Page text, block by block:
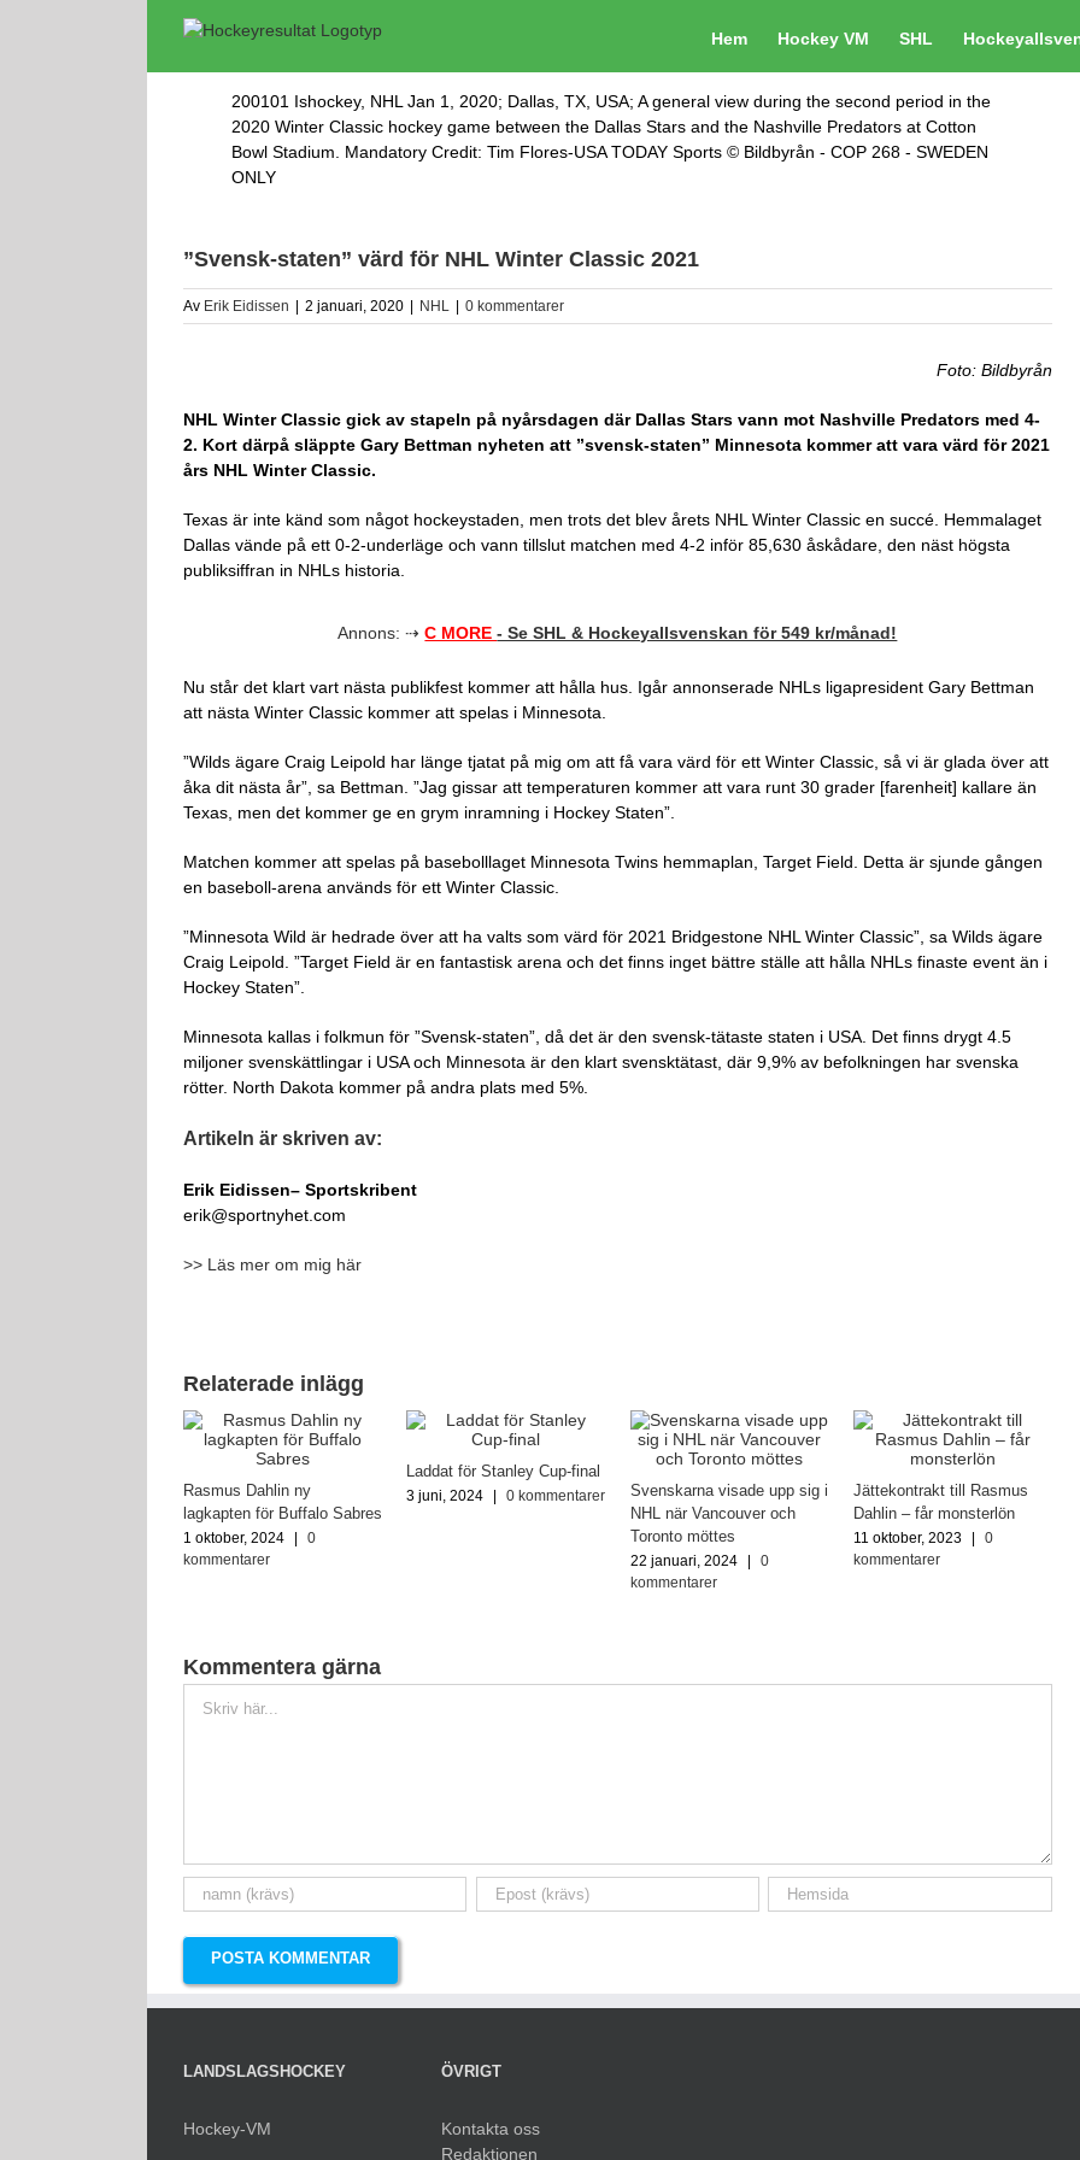
Hem Hockey VM SHL
200101 Ishockey, NHL Jan 1, 2020; Dallas, TX, USA; A general view during the second period in the
2020 Winter Classic hockey game between the Dallas Stars and the Nashville Predators at Cotton
Bowl Stadium. Mandatory Credit: Tim Flores-USA TODAY Sports © Bildbyrån - COP 268 - SWEDEN
ONLY
”Svensk-staten” värd för NHL Winter Classic 2021
Av Erik Eidissen 2 januari, 2020 NHL 0 kommentarer
Foto: Bildbyrån
NHL Winter Classic gick av stapeln på nyårsdagen där Dallas Stars vann mot Nashville Predators med 4-
2. Kort därpå släppte Gary Bettman nyheten att ”svensk-staten” Minnesota kommer att vara värd för 2021
års NHL Winter Classic.
Texas är inte känd som något hockeystaden, men trots det blev årets NHL Winter Classic en succé. Hemmalaget
Dallas vände på ett 0-2-underläge och vann tillslut matchen med 4-2 inför 85,630 åskådare, den näst högsta
publiksiffran in NHLs historia.
Annons: ⇢C MORE- Se SHL & Hockeyallsvenskan för 549 kr/månad!
Nu står det klart vart nästa publikfest kommer att hålla hus. Igår annonserade NHLs ligapresident Gary Bettman
att nästa Winter Classic kommer att spelas i Minnesota.
”Wilds ägare Craig Leipold har länge tjatat på mig om att få vara värd för ett Winter Classic, så vi är glada över att
åka dit nästa år”, sa Bettman. ”Jag gissar att temperaturen kommer att vara runt 30 grader [farenheit] kallare än
Texas, men det kommer ge en grym inramning i Hockey Staten”.
Matchen kommer att spelas på basebolllaget Minnesota Twins hemmaplan, Target Field. Detta är sjunde gången
en baseboll-arena används för ett Winter Classic.
”Minnesota Wild är hedrade över att ha valts som värd för 2021 Bridgestone NHL Winter Classic”, sa Wilds ägare
Craig Leipold. ”Target Field är en fantastisk arena och det finns inget bättre ställe att hålla NHLs finaste event än i
Hockey Staten”.
Minnesota kallas i folkmun för ”Svensk-staten”, då det är den svensk-tätaste staten i USA. Det finns drygt 4.5
miljoner svenskättlingar i USA och Minnesota är den klart svensktätast, där 9,9% av befolkningen har svenska
rötter. North Dakota kommer på andra plats med 5%.
Artikeln är skriven av:
Erik Eidissen– Sportskribent
erik@sportnyhet.com
>> Läs mer om mig här
Relaterade inlägg
Rasmus Dahlin ny
lagkapten för Buffalo Sabres
1 oktober, 2024 |
0
kommentarer
Laddat för Stanley Cup-final
3 juni, 2024 | 0 kommentarer
Svenskarna visade upp sig i
NHL när Vancouver och
Toronto möttes
22 januari, 2024 |
0
kommentarer
Jättekontrakt till Rasmus
Dahlin – får monsterlön
11 oktober, 2023 |
0
kommentarer
Kommentera gärna
LANDSLAGSHOCKEY
Hockey-VM
ÖVRIGT
Kontakta oss
Redaktionen